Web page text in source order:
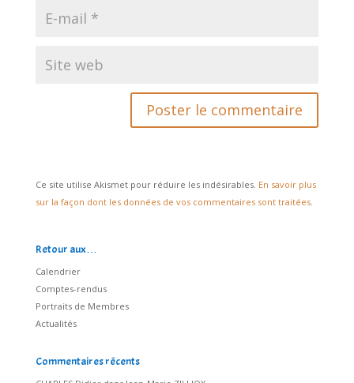
Ce site utilise Akismet pour réduire les indésirables. En savoir plus
sur la façon dont les données de vos commentaires sont traitées.
Retour aux…
Calendrier
Comptes-rendus
Portraits de Membres
Actualités
Commentaires récents